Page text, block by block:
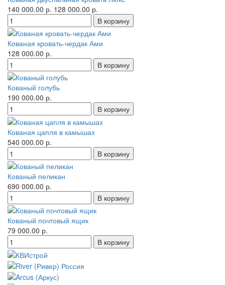
140 000.00 р. 128 000.00 р.
Кованая кровать-чердак Ами
128 000.00 р.
Кованый голубь
190 000.00 р.
Кованая цапля в камышах
540 000.00 р.
Кованый пеликан
690 000.00 р.
Кованый почтовый ящик
79 000.00 р.